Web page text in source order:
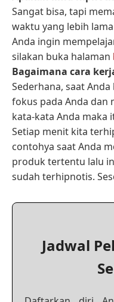
Sangat bisa, tapi
waktu yang lebih
Anda ingin
silakan buka halaman
Bagaimana cara
Sederhana, saat
fokus pada Anda dan
kata-kata Anda maka
Setiap menit kita
contohya saat Anda
produk tertentu lalu
sudah terhipnotis.
Jadwal